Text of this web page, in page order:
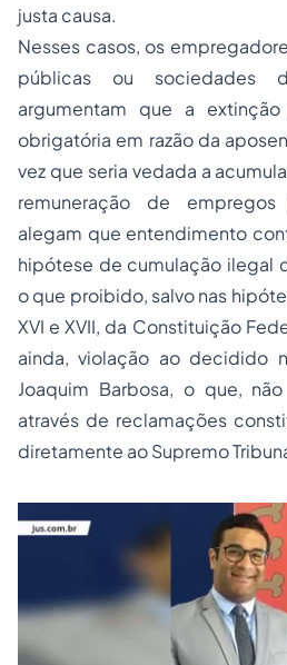
justa causa.
Nesses casos, os
públicas ou sociedades
argumentam que a
obrigatória em razão da
vez que seria vedada a
remuneração de
alegam que entendimento
hipótese de cumulação ilegal
o que proibido, salvo nas
XVI e XVII, da Constituição
ainda, violação ao decidido
Joaquim Barbosa, o que,
através de reclamações
diretamente ao Supremo